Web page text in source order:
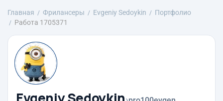
Главная Фрилансеры Evgeniy Sedoykin
Портфолио
Работа 1705371